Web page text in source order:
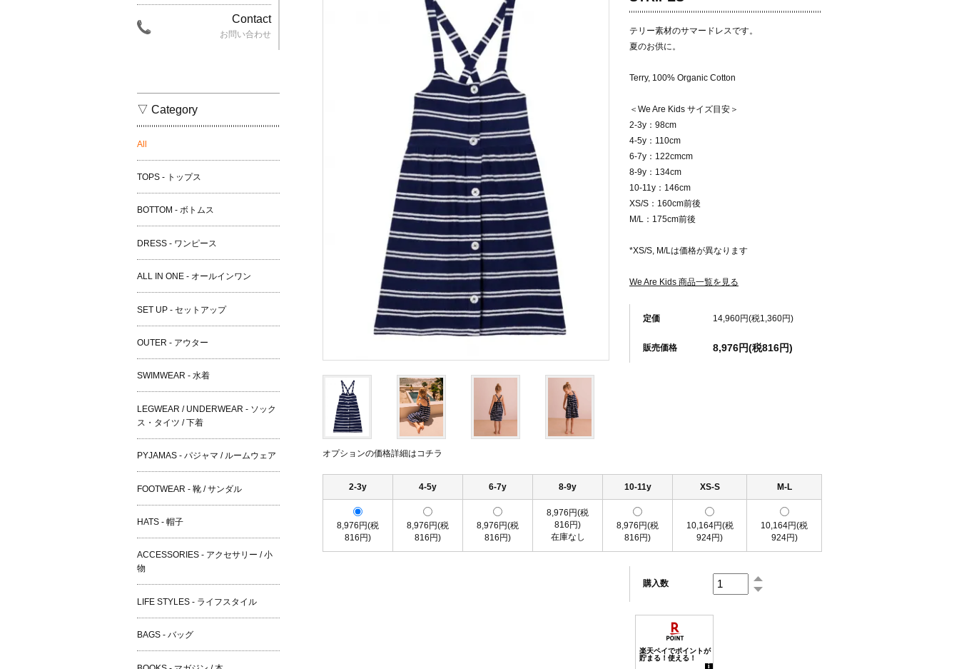
テリー素材のサマードレスです。
夏のお供に。
Terry, 100% Organic Cotton
＜We Are Kids サイズ目安＞
2-3y：98cm
4-5y：110cm
6-7y：122cmcm
8-9y：134cm
10-11y：146cm
XS/S：160cm前後
M/L：175cm前後
*XS/S, M/Lは価格が異なります
We Are Kids 商品一覧を見る
定価 14,960円(税1,360円)
販売価格 8,976円(税816円)
オプションの価格詳細はコチラ
2-3y 4-5y 6-7y 8-9y 10-11y XS-S M-L
8,976円(税
816円)
8,976円(税
816円)
8,976円(税
816円)
8,976円(税
816円)
在庫なし
8,976円(税
816円)
10,164円(税
924円)
10,164円(税
924円)
購入数
Contact
お問い合わせ
▽ Category
All
TOPS - トップス
BOTTOM - ボトムス
DRESS - ワンピース
ALL IN ONE - オールインワン
SET UP - セットアップ
OUTER - アウター
SWIMWEAR - 水着
LEGWEAR / UNDERWEAR - ソック
ス・タイツ / 下着
PYJAMAS - パジャマ / ルームウェア
FOOTWEAR - 靴 / サンダル
HATS - 帽子
ACCESSORIES - アクセサリー / 小
物
LIFE STYLES - ライフスタイル
BAGS - バッグ